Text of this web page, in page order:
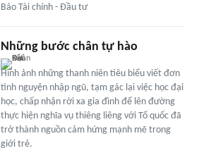
Báo Tài chính - Đầu tư
Những bước chân tự hào
Hình ảnh những thanh niên tiêu biểu viết đơn
tình nguyện nhập ngũ, tạm gác lại việc học đại
học, chấp nhận rời xa gia đình để lên đường
thực hiện nghĩa vụ thiêng liêng với Tổ quốc đã
trở thành nguồn cảm hứng mạnh mẽ trong
giới trẻ.